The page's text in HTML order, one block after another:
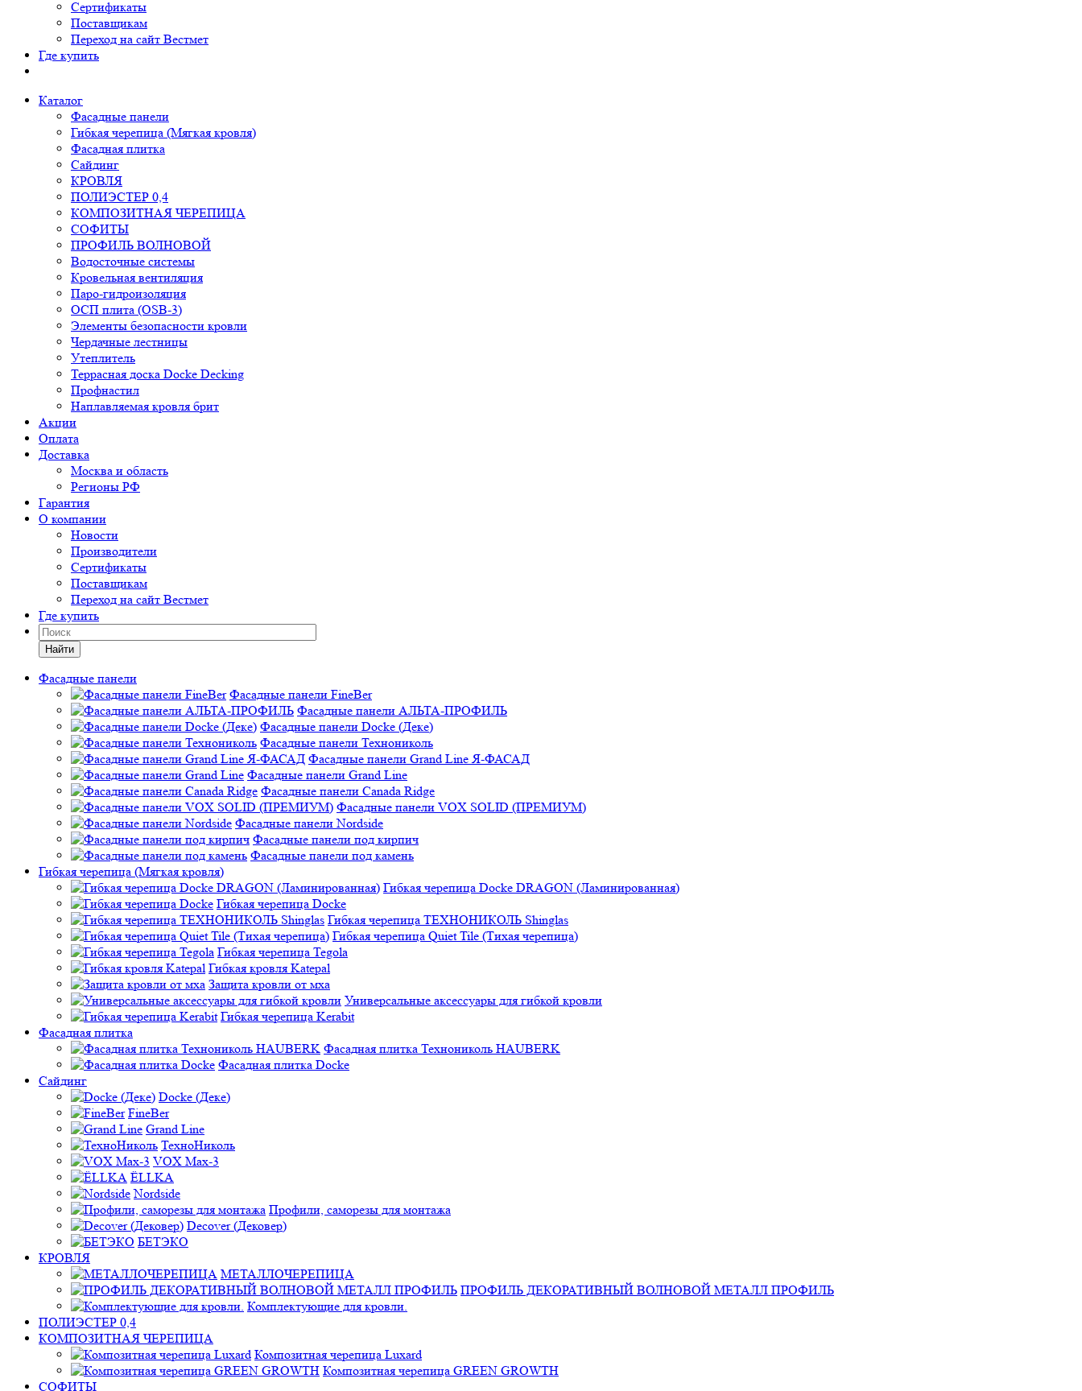
Сертификаты
Поставщикам
Переход на сайт Вестмет
Где купить
Каталог
Фасадные панели
Гибкая черепица (Мягкая кровля)
Фасадная плитка
Сайдинг
КРОВЛЯ
ПОЛИЭСТЕР 0,4
КОМПОЗИТНАЯ ЧЕРЕПИЦА
СОФИТЫ
ПРОФИЛЬ ВОЛНОВОЙ
Водосточные системы
Кровельная вентиляция
Паро-гидроизоляция
ОСП плита (OSB-3)
Элементы безопасности кровли
Чердачные лестницы
Утеплитель
Террасная доска Docke Decking
Профнастил
Наплавляемая кровля брит
Акции
Оплата
Доставка
Москва и область
Регионы РФ
Гарантия
О компании
Новости
Производители
Сертификаты
Поставщикам
Переход на сайт Вестмет
Где купить
Найти
Фасадные панели
Фасадные панели FineBer
Фасадные панели АЛЬТА-ПРОФИЛЬ
Фасадные панели Docke (Деке)
Фасадные панели Технониколь
Фасадные панели Grand Line Я-ФАСАД
Фасадные панели Grand Line
Фасадные панели Canada Ridge
Фасадные панели VOX SOLID (ПРЕМИУМ)
Фасадные панели Nordside
Фасадные панели под кирпич
Фасадные панели под камень
Гибкая черепица (Мягкая кровля)
Гибкая черепица Docke DRAGON (Ламинированная)
Гибкая черепица Docke
Гибкая черепица ТЕХНОНИКОЛЬ Shinglas
Гибкая черепица Quiet Tile (Тихая черепица)
Гибкая черепица Tegola
Гибкая кровля Katepal
Защита кровли от мха
Универсальные аксессуары для гибкой кровли
Гибкая черепица Kerabit
Фасадная плитка
Фасадная плитка Технониколь HAUBERK
Фасадная плитка Docke
Сайдинг
Docke (Деке)
FineBer
Grand Line
ТехноНиколь
VOX Max-3
ЁLLKA
Nordside
Профили, саморезы для монтажа
Decover (Дековер)
БЕТЭКО
КРОВЛЯ
МЕТАЛЛОЧЕРЕПИЦА
ПРОФИЛЬ ДЕКОРАТИВНЫЙ ВОЛНОВОЙ МЕТАЛЛ ПРОФИЛЬ
Комплектующие для кровли.
ПОЛИЭСТЕР 0,4
КОМПОЗИТНАЯ ЧЕРЕПИЦА
Композитная черепица Luxard
Композитная черепица GREEN GROWTH
СОФИТЫ